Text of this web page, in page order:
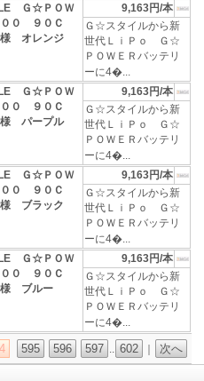
Ｇ☆ＰＯＷ
００ ９０Ｃ
様 オレンジ
9,163円/本
Ｇ☆スタイルから新
世代ＬｉＰｏ Ｇ☆
ＰＯＷＥＲバッテリ
ーに4�...
Ｇ☆ＰＯＷ
００ ９０Ｃ
様 パープル
9,163円/本
Ｇ☆スタイルから新
世代ＬｉＰｏ Ｇ☆
ＰＯＷＥＲバッテリ
ーに4�...
Ｇ☆ＰＯＷ
００ ９０Ｃ
様 ブラック
9,163円/本
Ｇ☆スタイルから新
世代ＬｉＰｏ Ｇ☆
ＰＯＷＥＲバッテリ
ーに4�...
Ｇ☆ＰＯＷ
００ ９０Ｃ
様 ブルー
9,163円/本
Ｇ☆スタイルから新
世代ＬｉＰｏ Ｇ☆
ＰＯＷＥＲバッテリ
ーに4�...
595 596 597 .. 602 次へ